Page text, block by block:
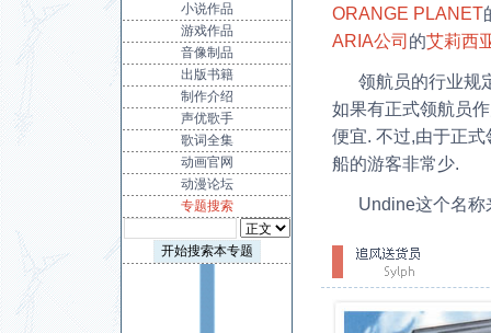
ORANGE PLANET
ARIA公司的艾莉西
领航员的行业规
如果有正式领航员
便宜. 不过,由于正
船的游客非常少.
Undine这个名
小说作品
游戏作品
音像制品
出版书籍
制作介绍
声优歌手
歌词全集
动画官网
动漫论坛
专题搜索